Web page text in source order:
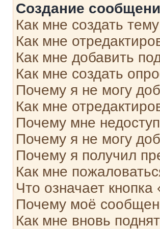
Создание
Как мне создать
Как мне
Как мне добавить
Как мне создать
Почему я не могу
Как мне
Почему мне
Почему я не могу
Почему я получил
Как мне
Что означает
Почему моё
Как мне вновь